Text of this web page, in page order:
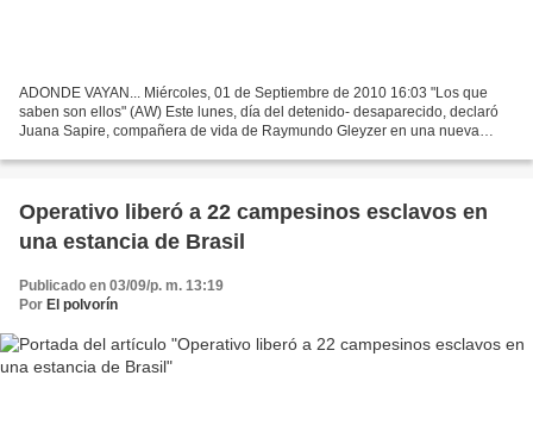
ADONDE VAYAN... Miércoles, 01 de Septiembre de 2010 16:03 "Los que
saben son ellos" (AW) Este lunes, día del detenido- desaparecido, declaró
Juana Sapire, compañera de vida de Raymundo Gleyzer en una nueva
Operativo liberó a 22 campesinos esclavos en
una estancia de Brasil
Publicado en 03/09/p. m. 13:19
Por El polvorín